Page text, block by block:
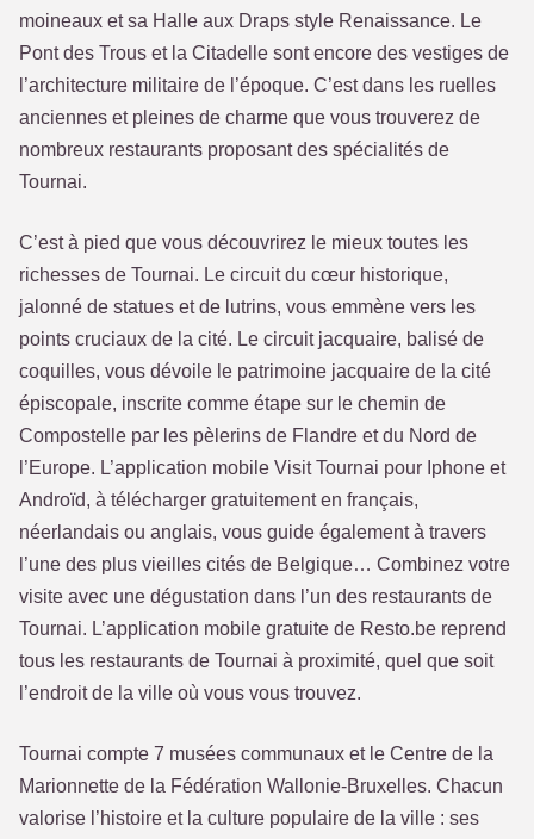
moineaux et sa Halle aux Draps style Renaissance. Le
Pont des Trous et la Citadelle sont encore des vestiges de
l’architecture militaire de l’époque. C’est dans les ruelles
anciennes et pleines de charme que vous trouverez de
nombreux restaurants proposant des spécialités de
Tournai.
C’est à pied que vous découvrirez le mieux toutes les
richesses de Tournai. Le circuit du cœur historique,
jalonné de statues et de lutrins, vous emmène vers les
points cruciaux de la cité. Le circuit jacquaire, balisé de
coquilles, vous dévoile le patrimoine jacquaire de la cité
épiscopale, inscrite comme étape sur le chemin de
Compostelle par les pèlerins de Flandre et du Nord de
l’Europe. L’application mobile Visit Tournai pour Iphone et
Androïd, à télécharger gratuitement en français,
néerlandais ou anglais, vous guide également à travers
l’une des plus vieilles cités de Belgique… Combinez votre
visite avec une dégustation dans l’un des restaurants de
Tournai. L’application mobile gratuite de Resto.be reprend
tous les restaurants de Tournai à proximité, quel que soit
l’endroit de la ville où vous vous trouvez.
Tournai compte 7 musées communaux et le Centre de la
Marionnette de la Fédération Wallonie-Bruxelles. Chacun
valorise l’histoire et la culture populaire de la ville : ses